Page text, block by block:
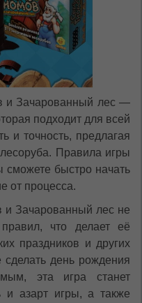
и Зачарованный лес —
подходит для всей
и точность, предлагая
Правила игры
сможете быстро начать
от процесса.
и Зачарованный лес не
что делает её
праздников и других
день рождения
эта игра станет
и азарт игры, а также